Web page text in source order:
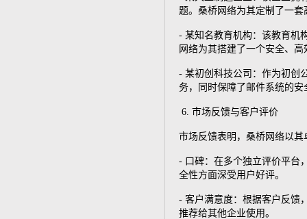
题。桑桥网络为其定制了一
- 某知名教育机构：该教育机
网络为其搭建了一个安全、
- 某初创科技公司：作为初创
务，同时保障了邮件系统的
6. 市场反馈与客户评价
市场反馈表明，桑桥网络以
- 口碑：在多个独立评价平台
全性方面深受用户好评。
- 客户满意度：根据客户反馈
推荐给其他企业使用。